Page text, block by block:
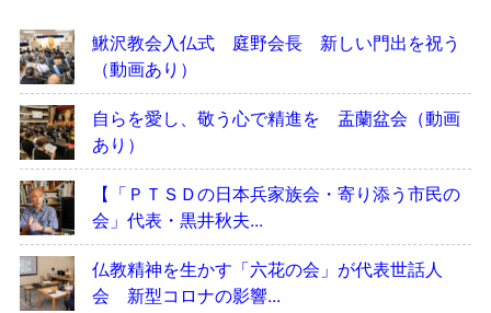
鰍沢教会入仏式 庭野会長 新しい門出を祝う
（動画あり）
自らを愛し、敬う心で精進を 盂蘭盆会（動画
あり）
【「ＰＴＳＤの日本兵家族会・寄り添う市民の
会」代表・黒井秋夫...
仏教精神を生かす「六花の会」が代表世話人
会 新型コロナの影響...